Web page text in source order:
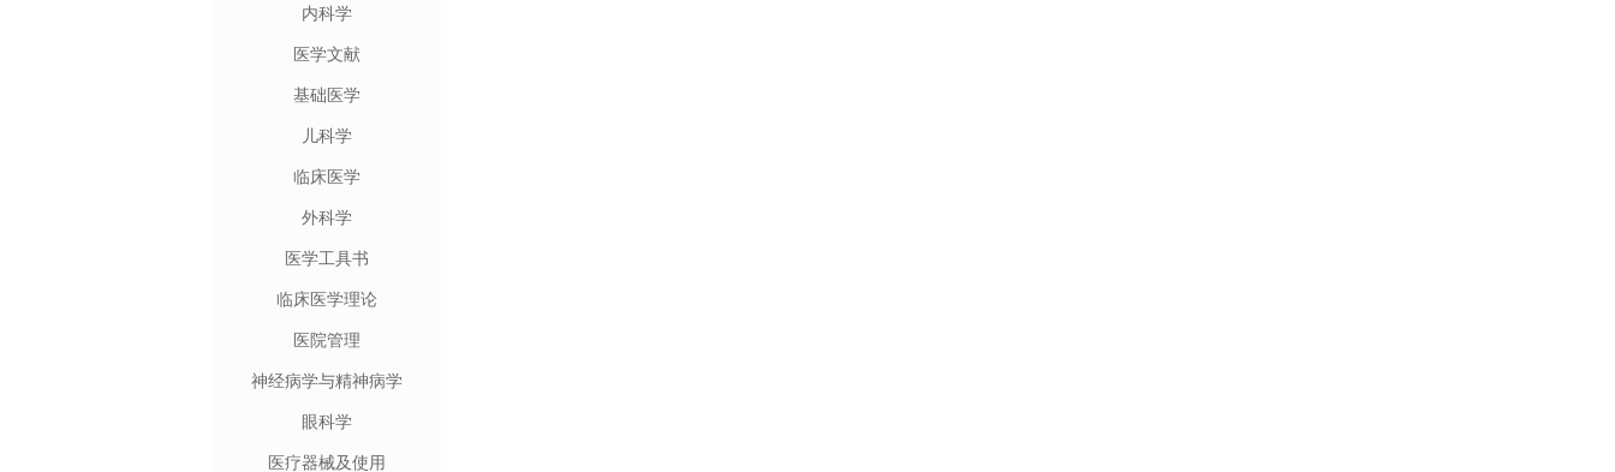
内科学
医学文献
基础医学
儿科学
临床医学
外科学
医学工具书
临床医学理论
医院管理
神经病学与精神病学
眼科学
医疗器械及使用